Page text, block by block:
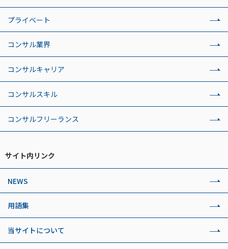
プライベート
コンサル業界
コンサルキャリア
コンサルスキル
コンサルフリーランス
サイト内リンク
NEWS
用語集
当サイトについて